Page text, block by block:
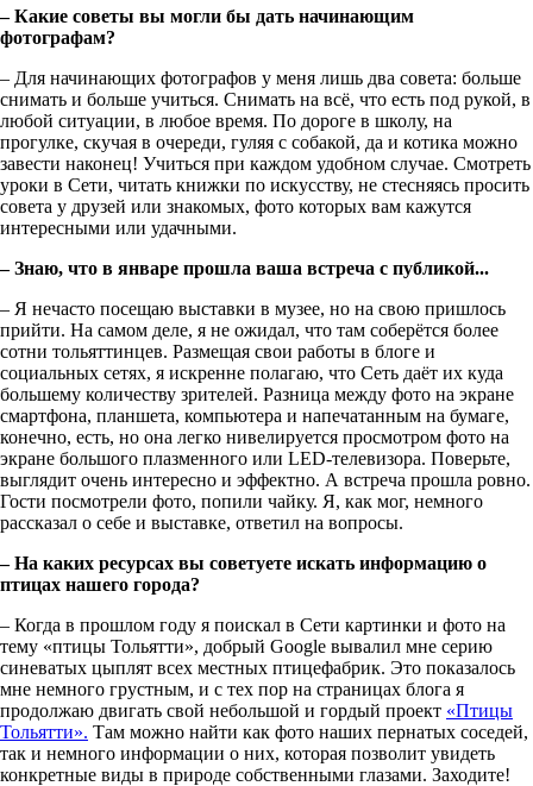
– Какие советы вы могли бы дать начинающим
фотографам?
– Для начинающих фотографов у меня лишь два совета: больше
снимать и больше учиться. Снимать на всё, что есть под рукой, в
любой ситуации, в любое время. По дороге в школу, на
прогулке, скучая в очереди, гуляя с собакой, да и котика можно
завести наконец! Учиться при каждом удобном случае. Смотреть
уроки в Сети, читать книжки по искусству, не стесняясь просить
совета у друзей или знакомых, фото которых вам кажутся
интересными или удачными.
– Знаю, что в январе прошла ваша встреча с публикой...
– Я нечасто посещаю выставки в музее, но на свою пришлось
прийти. На самом деле, я не ожидал, что там соберётся более
сотни тольяттинцев. Размещая свои работы в блоге и
социальных сетях, я искренне полагаю, что Сеть даёт их куда
большему количеству зрителей. Разница между фото на экране
смартфона, планшета, компьютера и напечатанным на бумаге,
конечно, есть, но она легко нивелируется просмотром фото на
экране большого плазменного или LED-телевизора. Поверьте,
выглядит очень интересно и эффектно. А встреча прошла ровно.
Гости посмотрели фото, попили чайку. Я, как мог, немного
рассказал о себе и выставке, ответил на вопросы.
– На каких ресурсах вы советуете искать информацию о
птицах нашего города?
– Когда в прошлом году я поискал в Сети картинки и фото на
тему «птицы Тольятти», добрый Google вывалил мне серию
синеватых цыплят всех местных птицефабрик. Это показалось
мне немного грустным, и с тех пор на страницах блога я
продолжаю двигать свой небольшой и гордый проект «Птицы
Тольятти». Там можно найти как фото наших пернатых соседей,
так и немного информации о них, которая позволит увидеть
конкретные виды в природе собственными глазами. Заходите!